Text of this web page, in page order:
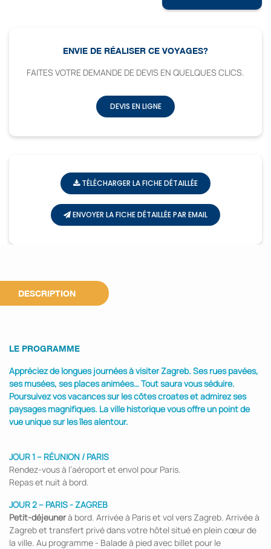
ENVIE DE RÉALISER CE VOYAGES?
FAITES VOTRE DEMANDE DE DEVIS EN QUELQUES CLICS.
DEVIS EN LIGNE
TÉLÉCHARGER LA FICHE DÉTAILLÉE
ENVOYER LA FICHE DÉTAILLÉE PAR EMAIL
DESCRIPTION
LE PROGRAMME
Appréciez de longues journées à visiter Zagreb. Ses rues pavées,
ses musées, ses places animées… Tout saura vous séduire.
Poursuivez vos vacances sur les côtes croates et admirez ses
paysages magnifiques. La ville historique vous offre un point de
vue unique sur les îles alentour.
JOUR 1 – RÉUNION / PARIS
Rendez-vous à l’aéroport et envol pour Paris.
Repas et nuit à bord.
JOUR 2 – PARIS - ZAGREB
Petit-déjeunerà bord. Arrivée à Paris et vol vers Zagreb. Arrivée à
Zagreb et transfert privé dans votre hôtel situé en plein cœur de
la ville. Au programme - Balade à pied avec billet pour le